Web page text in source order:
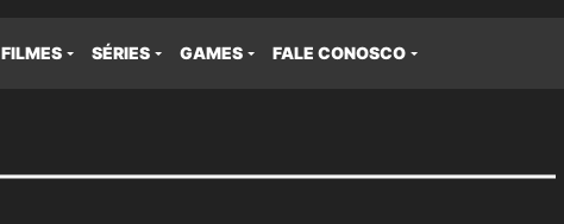
FILMES SÉRIES GAMES FALE CONOSCO